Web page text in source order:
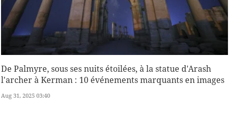
De Palmyre, sous ses nuits étoilées, à la statue d'Arash
l'archer à Kerman : 10 événements marquants en images
Aug 31, 2025 03:40